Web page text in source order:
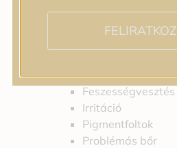
Egyenetlen
Egyenetlen tónus
Fakóság
Feszességvesztés
Irritáció
Pigmentfoltok
Problémás bőr